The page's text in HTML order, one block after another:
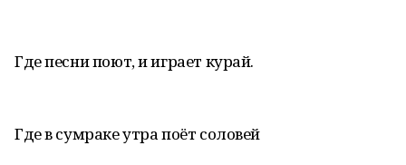
Где песни поют, и играет курай.
Где в сумраке утра поёт соловей